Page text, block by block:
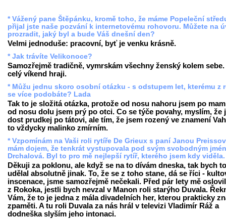
* Vážený pane Štěpánku, kromě toho, že máme Popeleční
přijal jste naše pozvání k internetovému rohovoru. Můžete na
prozradit, jaký byl a bude Váš dnešní den?
Velmi jednoduše: pracovní, byť je venku krásně.
* Jak trávíte Velikonoce?
Samozřejmě tradičně, vymrskám všechny ženský kolem
celý víkend hraji.
* Můžu jednu skoro osobní otázku - s odstupem let, kterému z
se více podobáte? Lada
Tak to je složitá otázka, protože od nosu nahoru jsem po
od nosu dolu jsem prý po otci. Co se týče povahy, myslím, že
dost prudkej po tátovi, ale tím, že jsem rozený ve znamení
to vždycky malinko zmírním.
* Vzpomínám na Vaši roli rytíře De Grieux s paní Janou
mám dojem, že tenkrát vystupovala pod svým svobodným
Drchalová. Byl to pro mě nejlepší rytíř, kterého jsem kdy viděla.
Děkuji za poklonu, ale když se na to dívám dneska, tak bych to
udělal absolutně jinak. To, že se z toho stane, dá se říci -
inscenace, jsme samozřejmě nečekali. Před pár lety mě
z Rokoka, jestli bych nevzal v Manon roli starýho Duvala.
Vám, že to je jedna z mála divadelních her, kterou prakticky
zpaměti. A tu roli Duvala za nás hrál v televizi Vladimír Ráž a
dodneška slyším jeho intonaci.